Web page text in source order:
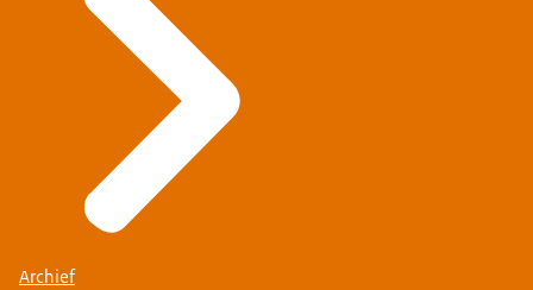
Archief